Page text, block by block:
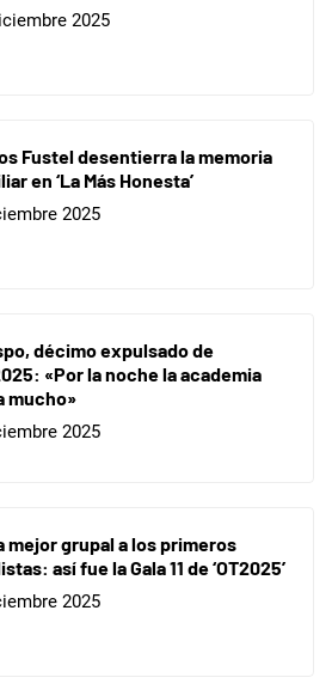
2025
Fustel desentierra la memoria
en ‘La Más Honesta’
2025
décimo expulsado de
«Por la noche la academia
mucho»
2025
mejor grupal a los primeros
así fue la Gala 11 de ‘OT2025’
2025